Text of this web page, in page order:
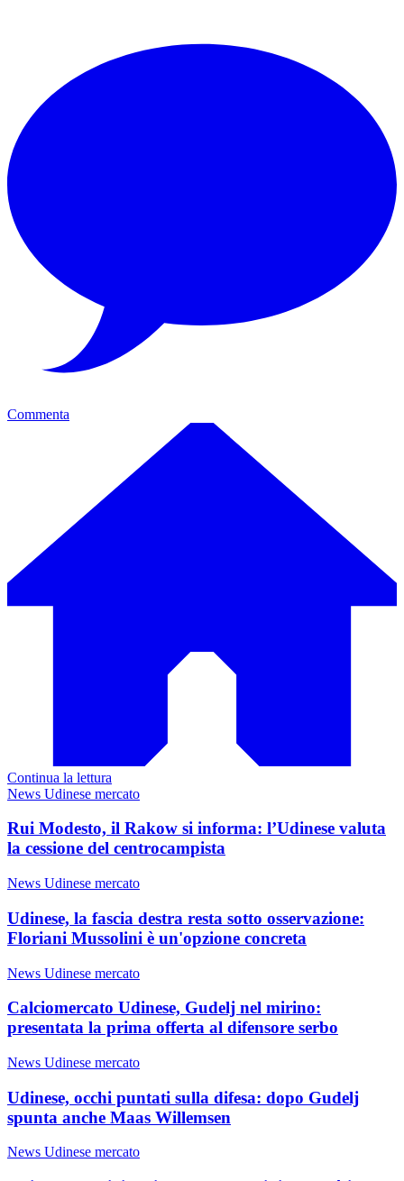
Commenta
Continua la lettura
News Udinese mercato
Rui Modesto, il Rakow si informa: l’Udinese valuta
la cessione del centrocampista
News Udinese mercato
Udinese, la fascia destra resta sotto osservazione:
Floriani Mussolini è un'opzione concreta
News Udinese mercato
Calciomercato Udinese, Gudelj nel mirino:
presentata la prima offerta al difensore serbo
News Udinese mercato
Udinese, occhi puntati sulla difesa: dopo Gudelj
spunta anche Maas Willemsen
News Udinese mercato